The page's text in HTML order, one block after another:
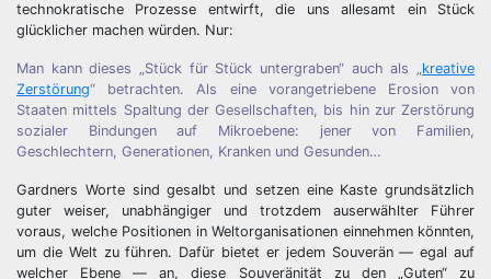
technokratische Prozesse entwirft, die uns allesamt ein Stück
glücklicher machen würden. Nur:
Man kann dieses „Stück für Stück untergraben“ auch als „kreative
Zerstörung“ betrachten. Als eine vorangetriebene Erosion von
Staaten mittels Spaltung der Gesellschaften, bis hin zur Zerstörung
sozialer Bindungen auf Mikroebene: jener von Familien,
Geschlechtern, Generationen, Kranken und Gesunden…
Gardners Worte sind gesalbt und setzen eine Kaste grundsätzlich
guter weiser, unabhängiger und trotzdem auserwählter Führer
voraus, welche Positionen in Weltorganisationen einnehmen könnten,
um die Welt zu führen. Dafür bietet er jedem Souverän — egal auf
welcher Ebene — an, diese Souveränität zu den „Guten“ zu